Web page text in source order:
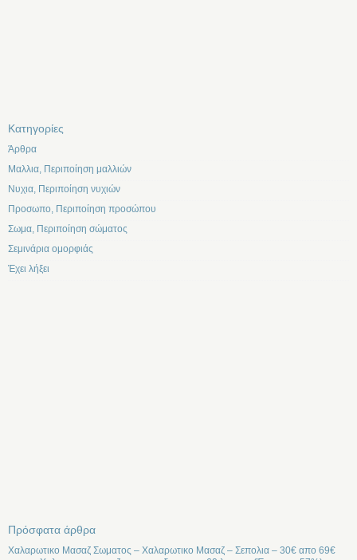
Kατηγορίες
Άρθρα
Μαλλια, Περιποίηση μαλλιών
Νυχια, Περιποίηση νυχιών
Προσωπο, Περιποίηση προσώπου
Σωμα, Περιποίηση σώματος
Σεμινάρια ομορφιάς
Έχει λήξει
Πρόσφατα άρθρα
Χαλαρωτικο Μασαζ Σωματος – Χαλαρωτικο Μασαζ – Σεπολια – 30€ απο 69€